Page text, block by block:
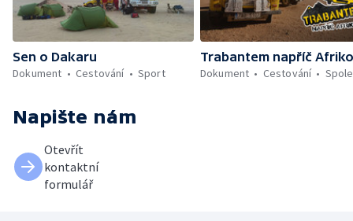
Sen o Dakaru
Dokument
Cestování Sport
Trabantem napříč
Dokument
Cestování
Napište nám
Otevřít
kontaktní
formulář